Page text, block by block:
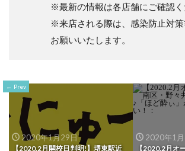
※最新の情報は各店舗にご確認く
※来店される際は、感染防止対
お願いいたします。
Prev
2020年1月29日
【2020.2月開校日判明!】堺東駅近
2020年1
【2020.2月オ